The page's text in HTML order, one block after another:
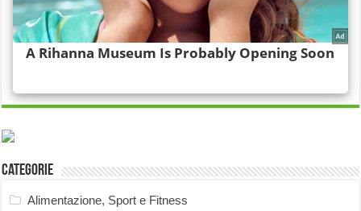
Categorie
Alimentazione, Sport e Fitness